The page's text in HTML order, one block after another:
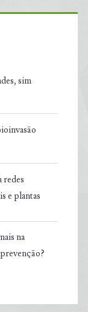
sim
redes
e plantas
na